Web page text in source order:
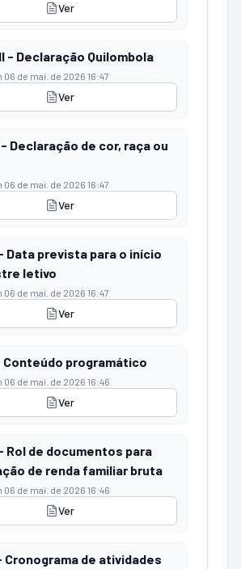
Ver
- Declaração Quilombola
06 de mai. de 2026 16:47
Ver
Declaração de cor, raça ou
06 de mai. de 2026 16:47
Ver
Data prevista para o início
letivo
06 de mai. de 2026 16:47
Ver
Conteúdo programático
06 de mai. de 2026 16:46
Ver
Rol de documentos para
de renda familiar bruta
06 de mai. de 2026 16:46
Ver
Cronograma de atividades